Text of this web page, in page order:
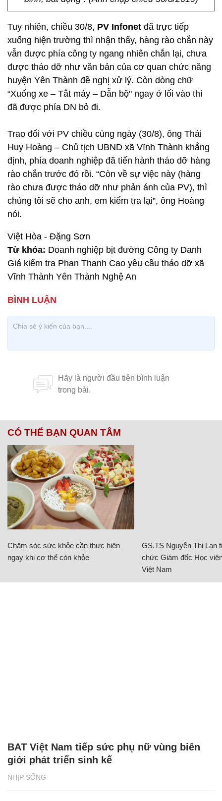
Tuy nhiên, chiều 30/8, PV Infonet đã trực tiếp
xuống hiện trường thì nhận thấy, hàng rào chắn này
vẫn được phía công ty ngang nhiên chắn lại, chưa
được tháo dỡ như văn bản của cơ quan chức năng
huyện Yên Thành đề nghị xử lý. Còn dòng chữ
“Xuống xe – Tắt máy – Dẫn bộ" ngay ở lối vào thì
đã được phía DN bỏ đi.
Trao đổi với PV chiều cùng ngày (30/8), ông Thái
Huy Hoàng – Chủ tịch UBND xã Vĩnh Thành khẳng
định, phía doanh nghiệp đã tiến hành tháo dỡ hàng
rào chắn trước đó rồi. “Còn về sự việc này (hàng
rào chưa được tháo dỡ như phản ánh của PV), thì
chúng tôi sẽ cho anh, em kiểm tra lại”, ông Hoàng
nói.
Việt Hòa - Đặng Sơn
Từ khóa: Doanh nghiệp bịt đường Công ty Danh
Giá kiểm tra Phan Thanh Cao yêu cầu tháo dỡ xã
Vĩnh Thành Yên Thành Nghệ An
CÓ THỂ BẠN QUAN TÂM
Chăm sóc sức khỏe cần thực hiện
ngay khi cơ thể còn khỏe
GS.TS Nguyễn Thị Lan
chức Giám đốc Học
Việt Nam
NHỊP SỐNG
BAT Việt Nam tiếp sức phụ nữ vùng biên
giới phát triển sinh kế